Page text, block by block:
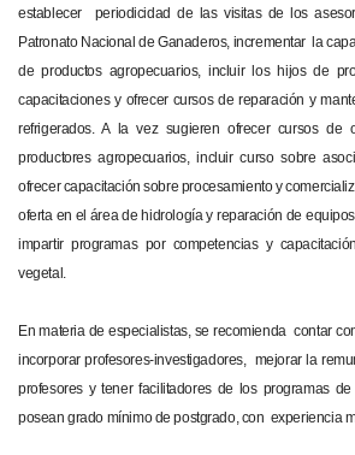
establecer periodicidad de las visitas de los
Patronato Nacional de Ganaderos, incrementar la
de productos agropecuarios, incluir los hijos de
capacitaciones y ofrecer cursos de reparación y
refrigerados. A la vez sugieren ofrecer cursos de
productores agropecuarios, incluir curso sobre
ofrecer capacitación sobre procesamiento y
oferta en el área de hidrología y reparación de
impartir programas por competencias y
vegetal.
En materia de especialistas, se recomienda contar
incorporar profesores-investigadores, mejorar la
profesores y tener facilitadores de los programas
posean grado mínimo de postgrado, con experiencia